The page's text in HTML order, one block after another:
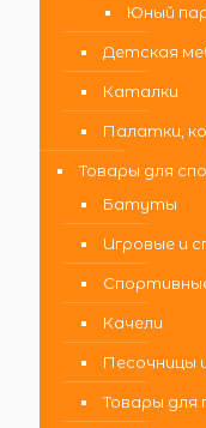
Юный
Детская
Каталки
Палатки,
Товары для
Батуты
Игровые и
Качели
Песочницы
Товары для